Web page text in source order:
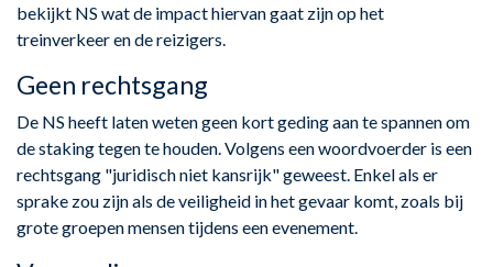
bekijkt NS wat de impact hiervan gaat zijn op het
treinverkeer en de reizigers.
Geen rechtsgang
De NS heeft laten weten geen kort geding aan te spannen om
de staking tegen te houden. Volgens een woordvoerder is een
rechtsgang "juridisch niet kansrijk" geweest. Enkel als er
sprake zou zijn als de veiligheid in het gevaar komt, zoals bij
grote groepen mensen tijdens een evenement.